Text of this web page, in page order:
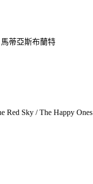
蒂亞斯布蘭特
Sky / The Happy Ones